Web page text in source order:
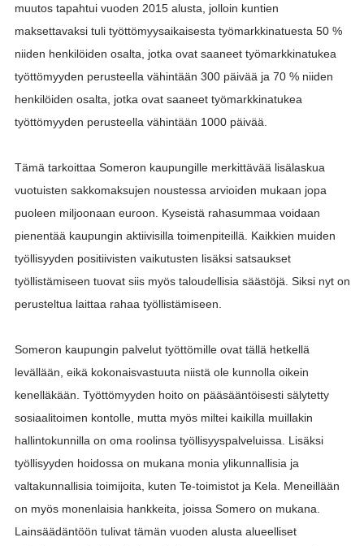
muutos tapahtui vuoden 2015 alusta, jolloin kuntien
maksettavaksi tuli työttömyysaikaisesta työmarkkinatuesta 50 %
niiden henkilöiden osalta, jotka ovat saaneet työmarkkinatukea
työttömyyden perusteella vähintään 300 päivää ja 70 % niiden
henkilöiden osalta, jotka ovat saaneet työmarkkinatukea
työttömyyden perusteella vähintään 1000 päivää.
Tämä tarkoittaa Someron kaupungille merkittävää lisälaskua
vuotuisten sakkomaksujen noustessa arvioiden mukaan jopa
puoleen miljoonaan euroon. Kyseistä rahasummaa voidaan
pienentää kaupungin aktiivisilla toimenpiteillä. Kaikkien muiden
työllisyyden positiivisten vaikutusten lisäksi satsaukset
työllistämiseen tuovat siis myös taloudellisia säästöjä. Siksi nyt on
perusteltua laittaa rahaa työllistämiseen.
Someron kaupungin palvelut työttömille ovat tällä hetkellä
levällään, eikä kokonaisvastuuta niistä ole kunnolla oikein
kenelläkään. Työttömyyden hoito on pääsääntöisesti sälytetty
sosiaalitoimen kontolle, mutta myös miltei kaikilla muillakin
hallintokunnilla on oma roolinsa työllisyyspalveluissa. Lisäksi
työllisyyden hoidossa on mukana monia ylikunnallisia ja
valtakunnallisia toimijoita, kuten Te-toimistot ja Kela. Meneillään
on myös monenlaisia hankkeita, joissa Somero on mukana.
Lainsäädäntöön tulivat tämän vuoden alusta alueelliset